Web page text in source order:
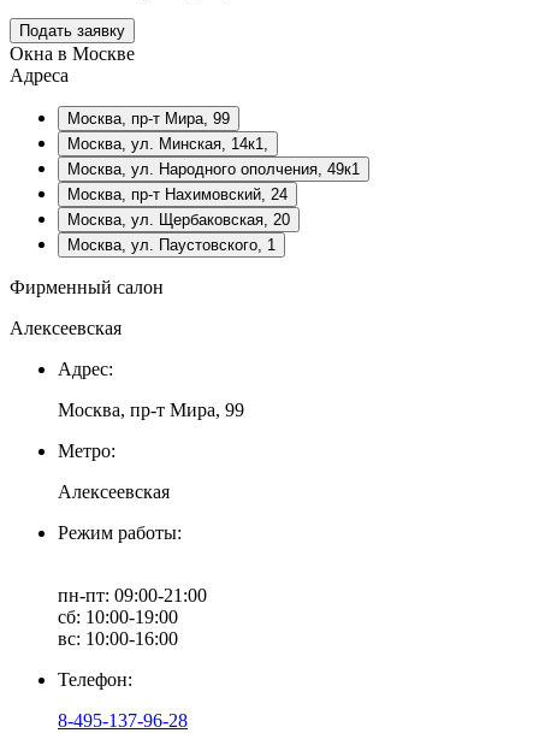
Подать заявку
Окна в Москве
Адреса
Москва, пр-т Мира, 99
Москва, ул. Минская, 14к1,
Москва, ул. Народного ополчения, 49к1
Москва, пр-т Нахимовский, 24
Москва, ул. Щербаковская, 20
Москва, ул. Паустовского, 1
Фирменный салон
Алексеевская
Адрес:
Москва, пр-т Мира, 99
Метро:
Алексеевская
Режим работы:
пн-пт: 09:00-21:00
сб: 10:00-19:00
вс: 10:00-16:00
Телефон:
8-495-137-96-28